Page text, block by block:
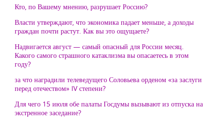
Кто, по Вашему мнению, разрушает Россию?
Власти утверждают, что экономика падает меньше, а доходы
граждан почти растут. Как вы это ощущаете?
Надвигается август — самый опасный для России месяц.
Какого самого страшного катаклизма вы опасаетесь в этом
году?
за что наградили телеведущего Соловьева орденом «за заслуги
перед отечеством» IV степени?
Для чего 15 июля обе палаты Госдумы вызывают из отпуска на
экстренное заседание?